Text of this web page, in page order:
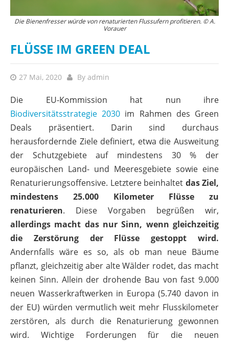
Die Bienenfresser würde von renaturierten Flussufern profitieren. © A.
Vorauer
FLÜSSE IM GREEN DEAL
27 Mai, 2020 By admin
Die EU-Kommission hat nun ihre
Biodiversitätsstrategie 2030 im Rahmen des Green
Deals präsentiert. Darin sind durchaus
herausfordernde Ziele definiert, etwa die Ausweitung
der Schutzgebiete auf mindestens 30 % der
europäischen Land- und Meeresgebiete sowie eine
Renaturierungsoffensive. Letztere beinhaltet das Ziel,
mindestens 25.000 Kilometer Flüsse zu
renaturieren. Diese Vorgaben begrüßen wir,
allerdings macht das nur Sinn, wenn gleichzeitig
die Zerstörung der Flüsse gestoppt wird.
Andernfalls wäre es so, als ob man neue Bäume
pflanzt, gleichzeitig aber alte Wälder rodet, das macht
keinen Sinn. Allein der drohende Bau von fast 9.000
neuen Wasserkraftwerken in Europa (5.740 davon in
der EU) würden vermutlich weit mehr Flusskilometer
zerstören, als durch die Renaturierung gewonnen
wird. Wichtige Forderungen für die neuen